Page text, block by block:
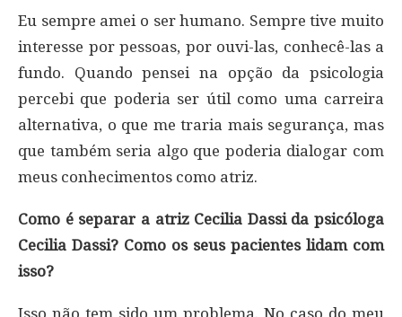
Eu sempre amei o ser humano. Sempre tive muito
interesse por pessoas, por ouvi-las, conhecê-las a
fundo. Quando pensei na opção da psicologia
percebi que poderia ser útil como uma carreira
alternativa, o que me traria mais segurança, mas
que também seria algo que poderia dialogar com
meus conhecimentos como atriz.
Como é separar a atriz Cecilia Dassi da psicóloga
Cecilia Dassi? Como os seus pacientes lidam com
isso?
Isso não tem sido um problema. No caso do meu